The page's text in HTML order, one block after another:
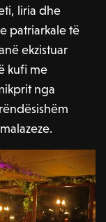
liria dhe
patriarkale të
ekzistuar
kufi me
nga